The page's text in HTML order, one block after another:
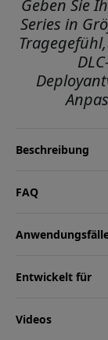
Geben Sie
Series in
Beschreibung
FAQ
Entwickelt für
Videos